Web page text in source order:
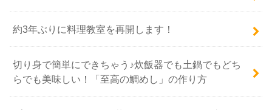
約3年ぶりに料理教室を再開します！
切り身で簡単にできちゃう♪炊飯器でも土鍋でもどち
らでも美味しい！「至高の鯛めし」の作り方